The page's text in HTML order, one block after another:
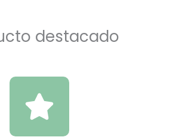
destacado